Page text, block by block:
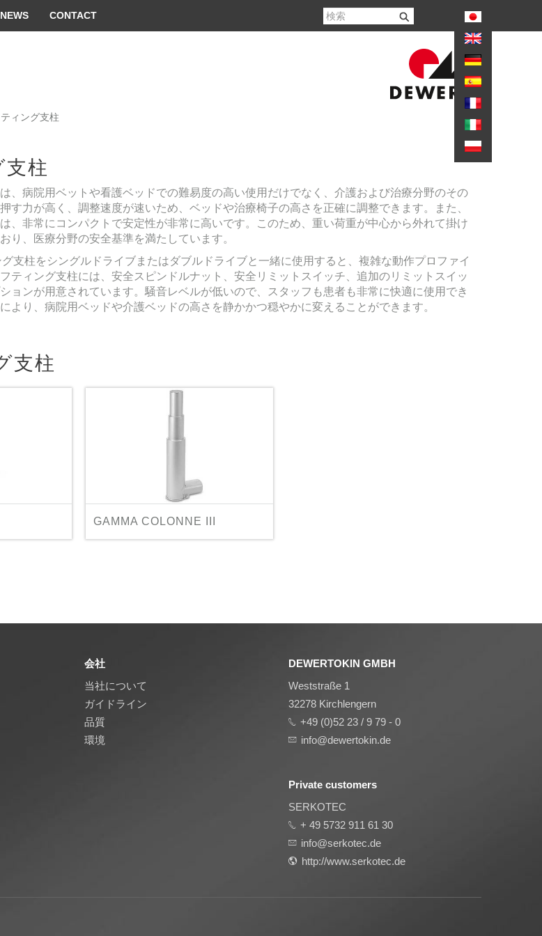
of this site
NEWS CONTACT
ティング支柱
支柱
、病院用ベットや看護ベッドでの難易度の高い使用だけでなく、介護および治療分野のその
す力が高く、調整速度が速いため、ベッドや治療椅子の高さを正確に調整できます。また、
、非常にコンパクトで安定性が非常に高いです。このため、重い荷重が中心から外れて掛け
り、医療分野の安全基準を満たしています。
支柱をシングルドライブまたはダブルドライブと一緒に使用すると、複雑な動作プロファイ
ティング支柱には、安全スピンドルナット、安全リミットスイッチ、追加のリミットスイッ
ョンが用意されています。騒音レベルが低いので、スタッフも患者も非常に快適に使用でき
より、病院用ベッドや介護ベッドの高さを静かかつ穏やかに変えることができます。
支柱
GAMMA COLONNE III
会社
当社について
ガイドライン
品質
環境
DEWERTOKIN GMBH
Weststraße 1
32278 Kirchlengern
+49 (0)52 23 / 9 79 - 0
info@dewertokin.de
Private customers
SERKOTEC
+ 49 5732 911 61 30
info@serkotec.de
http://www.serkotec.de